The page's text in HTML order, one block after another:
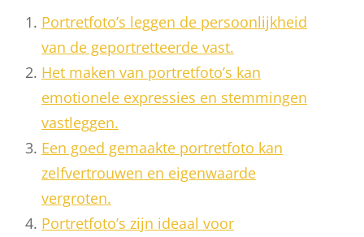
Portretfoto’s leggen de persoonlijkheid
van de geportretteerde vast.
Het maken van portretfoto’s kan
emotionele expressies en stemmingen
vastleggen.
Een goed gemaakte portretfoto kan
zelfvertrouwen en eigenwaarde
vergroten.
Portretfoto’s zijn ideaal voor